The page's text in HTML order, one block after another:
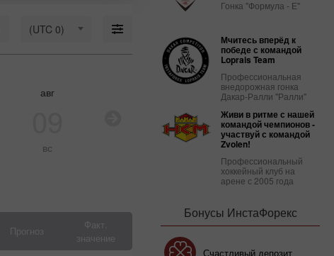
ли на
доллар
03-13 UTC+3
(UTC 0)
авг
вс
авг
11
вт
Прогноз
Факт.
значение
Гонка "Формула - Е"
Мчитесь вперёд к
победе с командой
Loprais Team
Профессиональная
внедорожная гонка
Дакар-Ралли "Ралли"
Живи в ритме с нашей
командой чемпионов -
участвуй с командой
Zvolen!
Профессиональный
хоккейный клуб на
арене с 2005 года
Бонусы ИнстаФорекс
Бонус 30% Счастливый депозит